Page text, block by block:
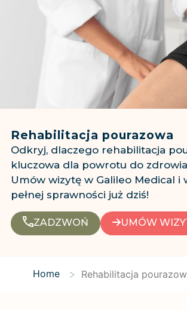
Rehabilitacja pourazowa
Odkryj, dlaczego rehabilitacja
kluczowa dla powrotu do
Umów wizytę w Galileo Medical i
pełnej sprawności już dziś!
ZADZWOŃ UMÓW
Home > Rehabilitacja